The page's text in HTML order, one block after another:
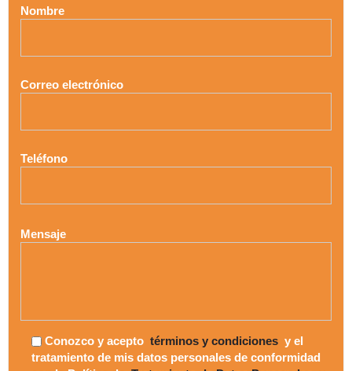
Nombre
Correo electrónico
Teléfono
Mensaje
Conozco y acepto términos y condiciones y el
tratamiento de mis datos personales de conformidad